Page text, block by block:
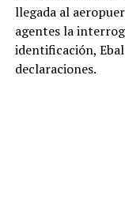
llegada al
agentes la
identificación,
declaraciones.